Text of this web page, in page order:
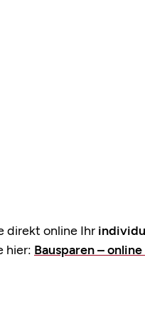
direkt online Ihr
hier: Bausparen –